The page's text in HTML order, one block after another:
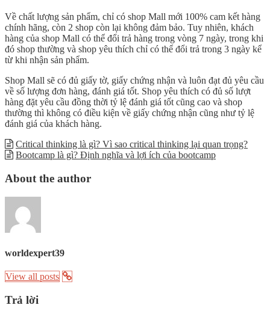
Về chất lượng sản phẩm, chỉ có shop Mall mới 100% cam kết hàng
chính hãng, còn 2 shop còn lại không đảm bảo. Tuy nhiên, khách
hàng của shop Mall có thể đổi trả hàng trong vòng 7 ngày, trong khi
đó shop thường và shop yêu thích chỉ có thể đổi trả trong 3 ngày kể
từ khi nhận sản phẩm.
Shop Mall sẽ có đủ giấy tờ, giấy chứng nhận và luôn đạt đủ yêu cầu
về số lượng đơn hàng, đánh giá tốt. Shop yêu thích có đủ số lượt
hàng đặt yêu cầu đồng thời tỷ lệ đánh giá tốt cũng cao và shop
thường thì không có điều kiện về giấy chứng nhận cũng như tỷ lệ
đánh giá của khách hàng.
Critical thinking là gì? Vì sao critical thinking lại quan trọng?
Bootcamp là gì? Định nghĩa và lợi ích của bootcamp
About the author
worldexpert39
View all posts
Trả lời